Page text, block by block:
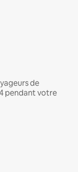
de
pendant votre